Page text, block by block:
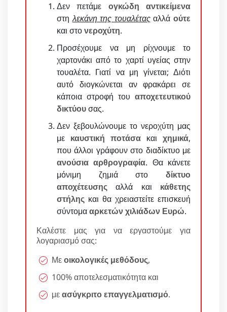
Δεν πετάμε ογκώδη αντικείμενα
στηλεκάνη της τουαλέταςαλλάούτε
και στονεροχύτη.
Προσέχουμε να μη ρίχνουμε το
χαρτονάκι από το χαρτί υγείας στην
τουαλέτα. Γιατί να μη γίνεται; Διότι
αυτό διογκώνεται αν φρακάρει σε
κάποια στροφή του αποχετευτικού
δικτύουσας.
Δεν ξεβουλώνουμε το νεροχύτη μας
με καυστική ποτάσα και χημικά,
που άλλοι γράφουν στο διαδίκτυο με
ανούσια αρθρογραφία. Θα κάνετε
μόνιμη ζημιά στο δίκτυο
αποχέτευσης αλλά και κάθετης
στήλης και θα χρειαστείτε επισκευή
σύντομααρκετών χιλιάδων Ευρώ.
Καλέστε μας για να εργαστούμε για
λογαριασμό σας:
Μεοικολογικές μεθόδους,
100% αποτελεσματικότητα και
μεασύγκριτο επαγγελματισμό.